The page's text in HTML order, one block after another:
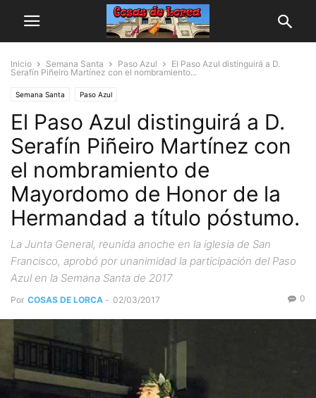
Inicio Semana Santa Paso Azul
El Paso Azul distinguirá a D.
Serafín Piñeiro Martínez con el nombramiento...
Semana Santa Paso Azul
El Paso Azul distinguirá a D.
Serafín Piñeiro Martínez con
el nombramiento de
Mayordomo de Honor de la
Hermandad a título póstumo.
La Junta General, reunida anoche en la iglesia de San
Francisco, aprobó por unanimidad la participación del Paso
Azul en la Semana Santa de 2017
Por COSAS DE LORCA - 02/03/2017 0